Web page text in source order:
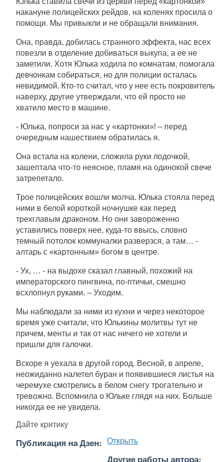
накануне полицейских рейдов, на коленях просила о
помощи. Мы привыкли и не обращали внимания.
Она, правда, добилась странного эффекта, нас всех
повезли в отделение добиваться выкупа, а ее не
заметили. Хотя Юлька ходила по комнатам, помогала
девчонкам собираться, но для полиции осталась
невидимой. Кто-то считал, что у нее есть покровитель
наверху, другие утверждали, что ей просто не
хватило место в машине.
- Юлька, попроси за нас у «картонки»! – перед
очередным нашествием обратилась я.
Она встала на колени, сложила руки лодочкой,
зашептала что-то неясное, пламя на одинокой свече
затрепетало.
Трое полицейских вошли молча. Юлька стояла перед
ними в белой короткой ночнушке как перед
трехглавым драконом. Но они завороженно
уставились поверх нее, куда-то ввысь, словно
темный потолок коммуналки разверзся, а там… -
алтарь с «картонным» богом в центре.
- Ух, … - на выдохе сказал главный, похожий на
императорского пингвина, по-птичьи, смешно
всхлопнул руками. – Уходим.
Мы наблюдали за ними из кухни и через некоторое
время уже считали, что Юлькины молитвы тут не
причем, менты и так от нас ничего не хотели и
пришли для галочки.
Вскоре я уехала в другой город. Весной, в апреле,
неожиданно налетел буран и появившиеся листья на
черемухе смотрелись в белом снегу трогательно и
тревожно. Вспомнила о Юльке глядя на них. Больше
никогда ее не увидела.
Дайте критику
Публикация на Дзен: Открыть
Другие работы автора: